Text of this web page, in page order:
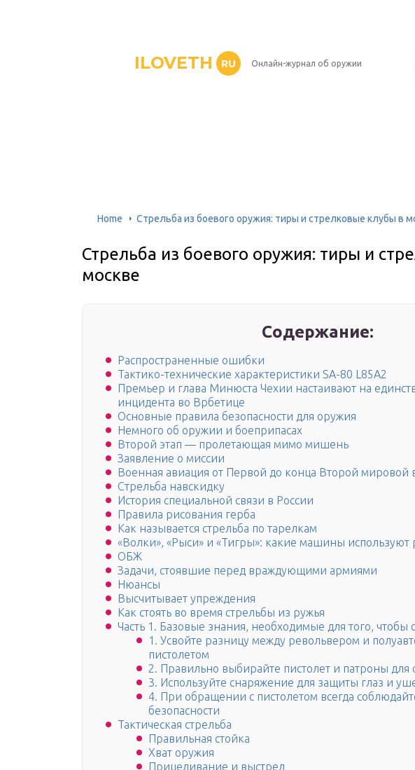
ILOVETH RU Онлайн-журнал об оружии
Home Стрельба из боевого оружия: тиры и стрелковые клубы в
Стрельба из боевого оружия: тиры и
москве
Содержание:
Распространенные ошибки
Тактико-технические характеристики SA-80 L85А2
Премьер и глава Минюста Чехии настаивают на
инцидента во Врбетице
Основные правила безопасности для оружия
Немного об оружии и боеприпасах
Второй этап — пролетающая мимо мишень
Заявление о миссии
Военная авиация от Первой до конца Второй мировой
Стрельба навскидку
История специальной связи в России
Правила рисования герба
Как называется стрельба по тарелкам
«Волки», «Рыси» и «Тигры»: какие машины используют
ОБЖ
Задачи, стоявшие перед враждующими армиями
Нюансы
Высчитывает упреждения
Как стоять во время стрельбы из ружья
Часть 1. Базовые знания, необходимые для того, чтобы
1. Усвойте разницу между револьвером и
пистолетом
2. Правильно выбирайте пистолет и патроны для
3. Используйте снаряжение для защиты глаз и
4. При обращении с пистолетом всегда
безопасности
Тактическая стрельба
Правильная стойка
Хват оружия
Прицеливание и выстрел